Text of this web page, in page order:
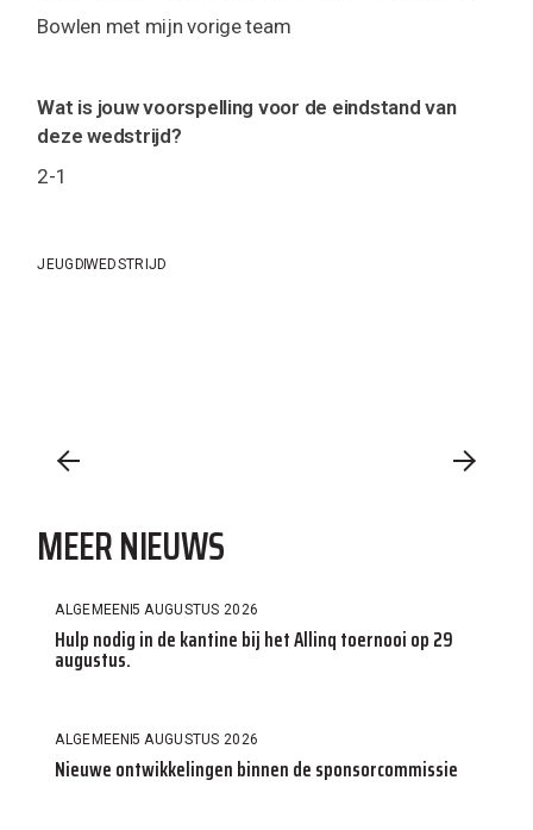
Bowlen met mijn vorige team
Wat is jouw voorspelling voor de eindstand van
deze wedstrijd?
2-1
JEUGDWEDSTRIJD
MEER NIEUWS
ALGEMEEN5 AUGUSTUS 2026
Hulp nodig in de kantine bij het Allinq toernooi op 29
augustus.
ALGEMEEN5 AUGUSTUS 2026
Nieuwe ontwikkelingen binnen de sponsorcommissie